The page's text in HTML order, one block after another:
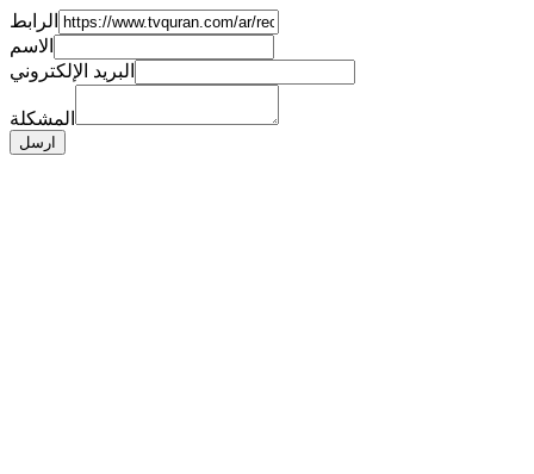
الرابط
الاسم
البريد الإلكتروني
المشكلة
ارسل